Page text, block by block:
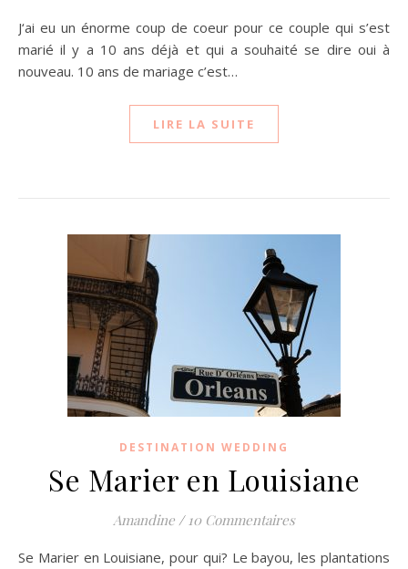
J‘ai eu un énorme coup de coeur pour ce couple qui s’est
marié il y a 10 ans déjà et qui a souhaité se dire oui à
nouveau. 10 ans de mariage c’est…
LIRE LA SUITE
DESTINATION WEDDING
Se Marier en Louisiane
Amandine / 10 Commentaires
Se Marier en Louisiane, pour qui? Le bayou, les plantations